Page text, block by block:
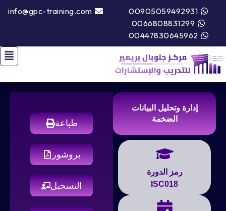
00905059492931
0066808831299
00447830645962
info@gpc-training.com
إدارة وتحليل البيانات
الضخمة
رمز الدورة
ISC018
طباعة
بروشور
التسجيل